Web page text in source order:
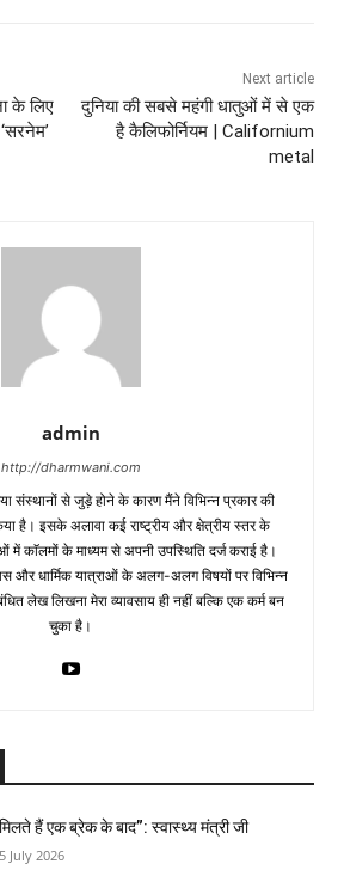
के लिए
Next article
दुनिया की सबसे महंगी धातुओं में से एक
है कैलिफोर्नियम | Californium
metal
admin
http://dharmwani.com
संस्थानों से जुड़े होने के कारण मैंने विभिन्न प्रकार की
है। इसके अलावा कई राष्ट्रीय और क्षेत्रीय स्तर के
में काॅलमों के माध्यम से अपनी उपस्थिति दर्ज कराई है।
और धार्मिक यात्राओं के अलग-अलग विषयों पर विभिन्न
लेख लिखना मेरा व्यावसाय ही नहीं बल्कि एक कर्म बन
चुका है।
हैं एक ब्रेक के बाद”: स्वास्थ्य मंत्री जी
July 2026